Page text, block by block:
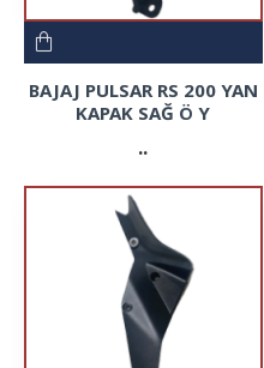
BAJAJ PULSAR RS 200 YAN
KAPAK SAĞ Ö Y
..